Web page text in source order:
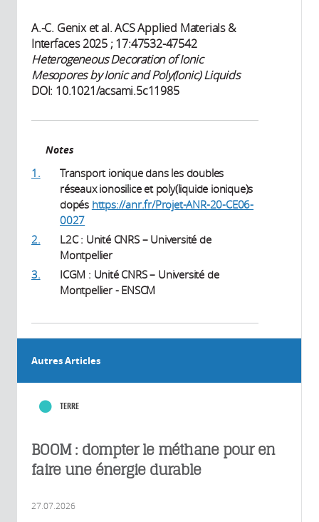
A.-C. Genix et al. ACS Applied Materials &
Interfaces 2025 ; 17:47532-47542
Heterogeneous Decoration of Ionic
Mesopores by Ionic and Poly(Ionic) Liquids
DOI: 10.1021/acsami.5c11985
Notes
1.
Transport ionique dans les doubles
réseaux ionosilice et poly(liquide ionique)s
dopés https://anr.fr/Projet-ANR-20-CE06-
0027
2.
L2C : Unité CNRS – Université de
Montpellier
3.
ICGM : Unité CNRS – Université de
Montpellier - ENSCM
Autres Articles
TERRE
BOOM : dompter le méthane pour en
faire une énergie durable
27.07.2026